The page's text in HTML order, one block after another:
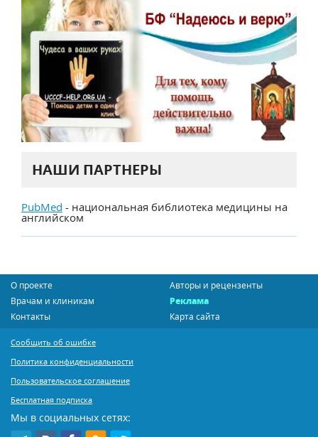
НАШИ ПАРТНЕРЫ
PubMed - национальная библиотека медицины на
английском
О проекте
Авторы и рецензенты
Врачам и клиникам
Реклама
Контакты
Карта сайта
Сообщить об ошибке
Политика конфиденциальности
Пользовательское соглашение
Бесплатная подписка
Мы в социальных сетях: